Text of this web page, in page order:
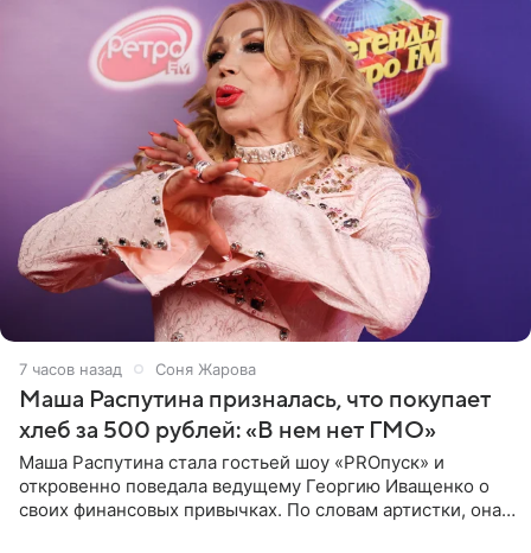
7 часов назад Соня Жарова
Маша Распутина призналась, что покупает
хлеб за 500 рублей: «В нем нет ГМО»
Маша Распутина стала гостьей шоу «PROпуск» и
откровенно поведала ведущему Георгию Иващенко о
своих финансовых привычках. По словам артистки, она